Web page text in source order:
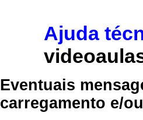
Ajuda
Eventuais
carregamento e/